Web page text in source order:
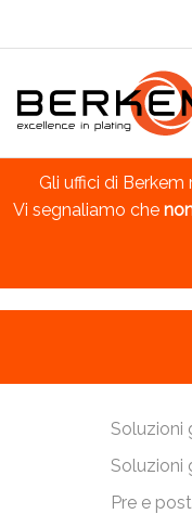
Gli uffici di
Vi segnaliamo che
Soluzioni
Soluzioni
Pre e